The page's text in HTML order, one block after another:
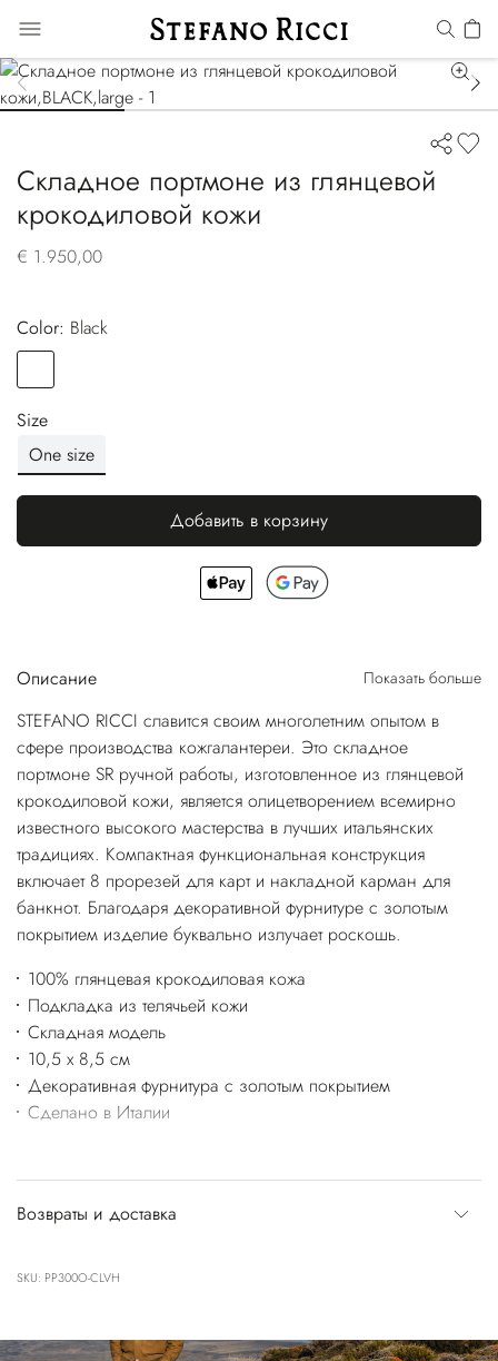
Складное портмоне из глянцевой
крокодиловой кожи
€ 1.950,00
Color:
black
Size
One size
Добавить в корзину
Описание Показать больше
STEFANO RICCI славится своим многолетним опытом в
сфере производства кожгалантереи. Это складное
портмоне SR ручной работы, изготовленное из глянцевой
крокодиловой кожи, является олицетворением всемирно
известного высокого мастерства в лучших итальянских
традициях. Компактная функциональная конструкция
включает 8 прорезей для карт и накладной карман для
банкнот. Благодаря декоративной фурнитуре с золотым
покрытием изделие буквально излучает роскошь.
100% глянцевая крокодиловая кожа
Подкладка из телячьей кожи
Складная модель
10,5 x 8,5 см
Декоративная фурнитура с золотым покрытием
Сделано в Италии
Возвраты и доставка
SKU: PP300O-CLVH